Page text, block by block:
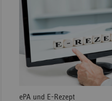
ePA und E-Rezept